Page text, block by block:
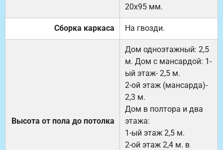
20х95 мм.
Сборка каркаса На гвозди.
Высота от пола до потолка
Дом одноэтажный: 2,5
м. Дом с мансардой: 1-
ый этаж- 2,5 м.
2-ой этаж (мансарда)-
2,3 м.
Дом в полтора и два
этажа:
1-ый этаж 2,5 м.
2-ой этаж 2,4 м. в